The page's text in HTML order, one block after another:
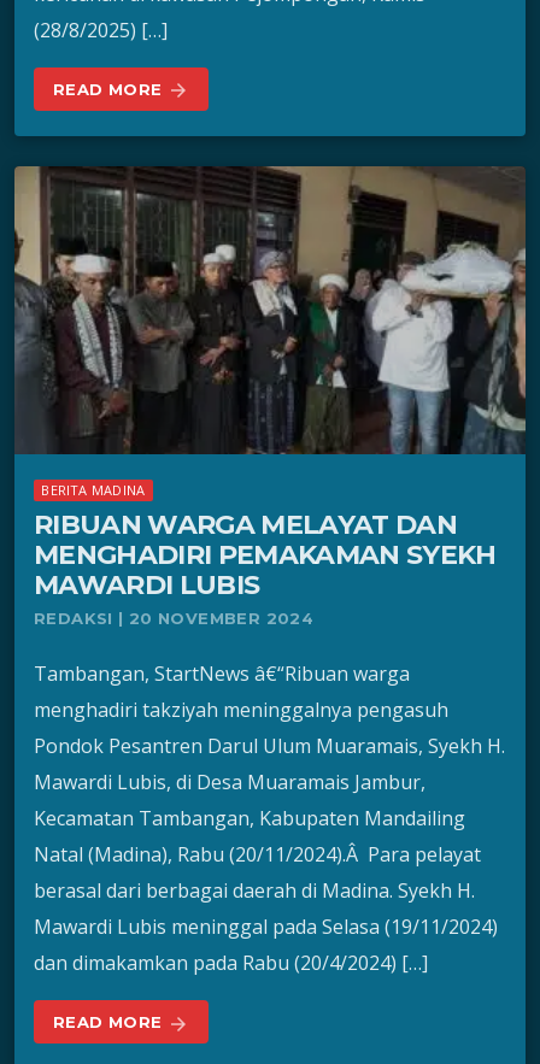
(28/8/2025) […]
READ MORE arrow_forward
BERITA MADINA
RIBUAN WARGA MELAYAT DAN
MENGHADIRI PEMAKAMAN SYEKH
MAWARDI LUBIS
REDAKSI | 20 NOVEMBER 2024
Tambangan, StartNews â€“Ribuan warga
menghadiri takziyah meninggalnya pengasuh
Pondok Pesantren Darul Ulum Muaramais, Syekh H.
Mawardi Lubis, di Desa Muaramais Jambur,
Kecamatan Tambangan, Kabupaten Mandailing
Natal (Madina), Rabu (20/11/2024).Â Para pelayat
berasal dari berbagai daerah di Madina. Syekh H.
Mawardi Lubis meninggal pada Selasa (19/11/2024)
dan dimakamkan pada Rabu (20/4/2024) […]
READ MORE arrow_forward